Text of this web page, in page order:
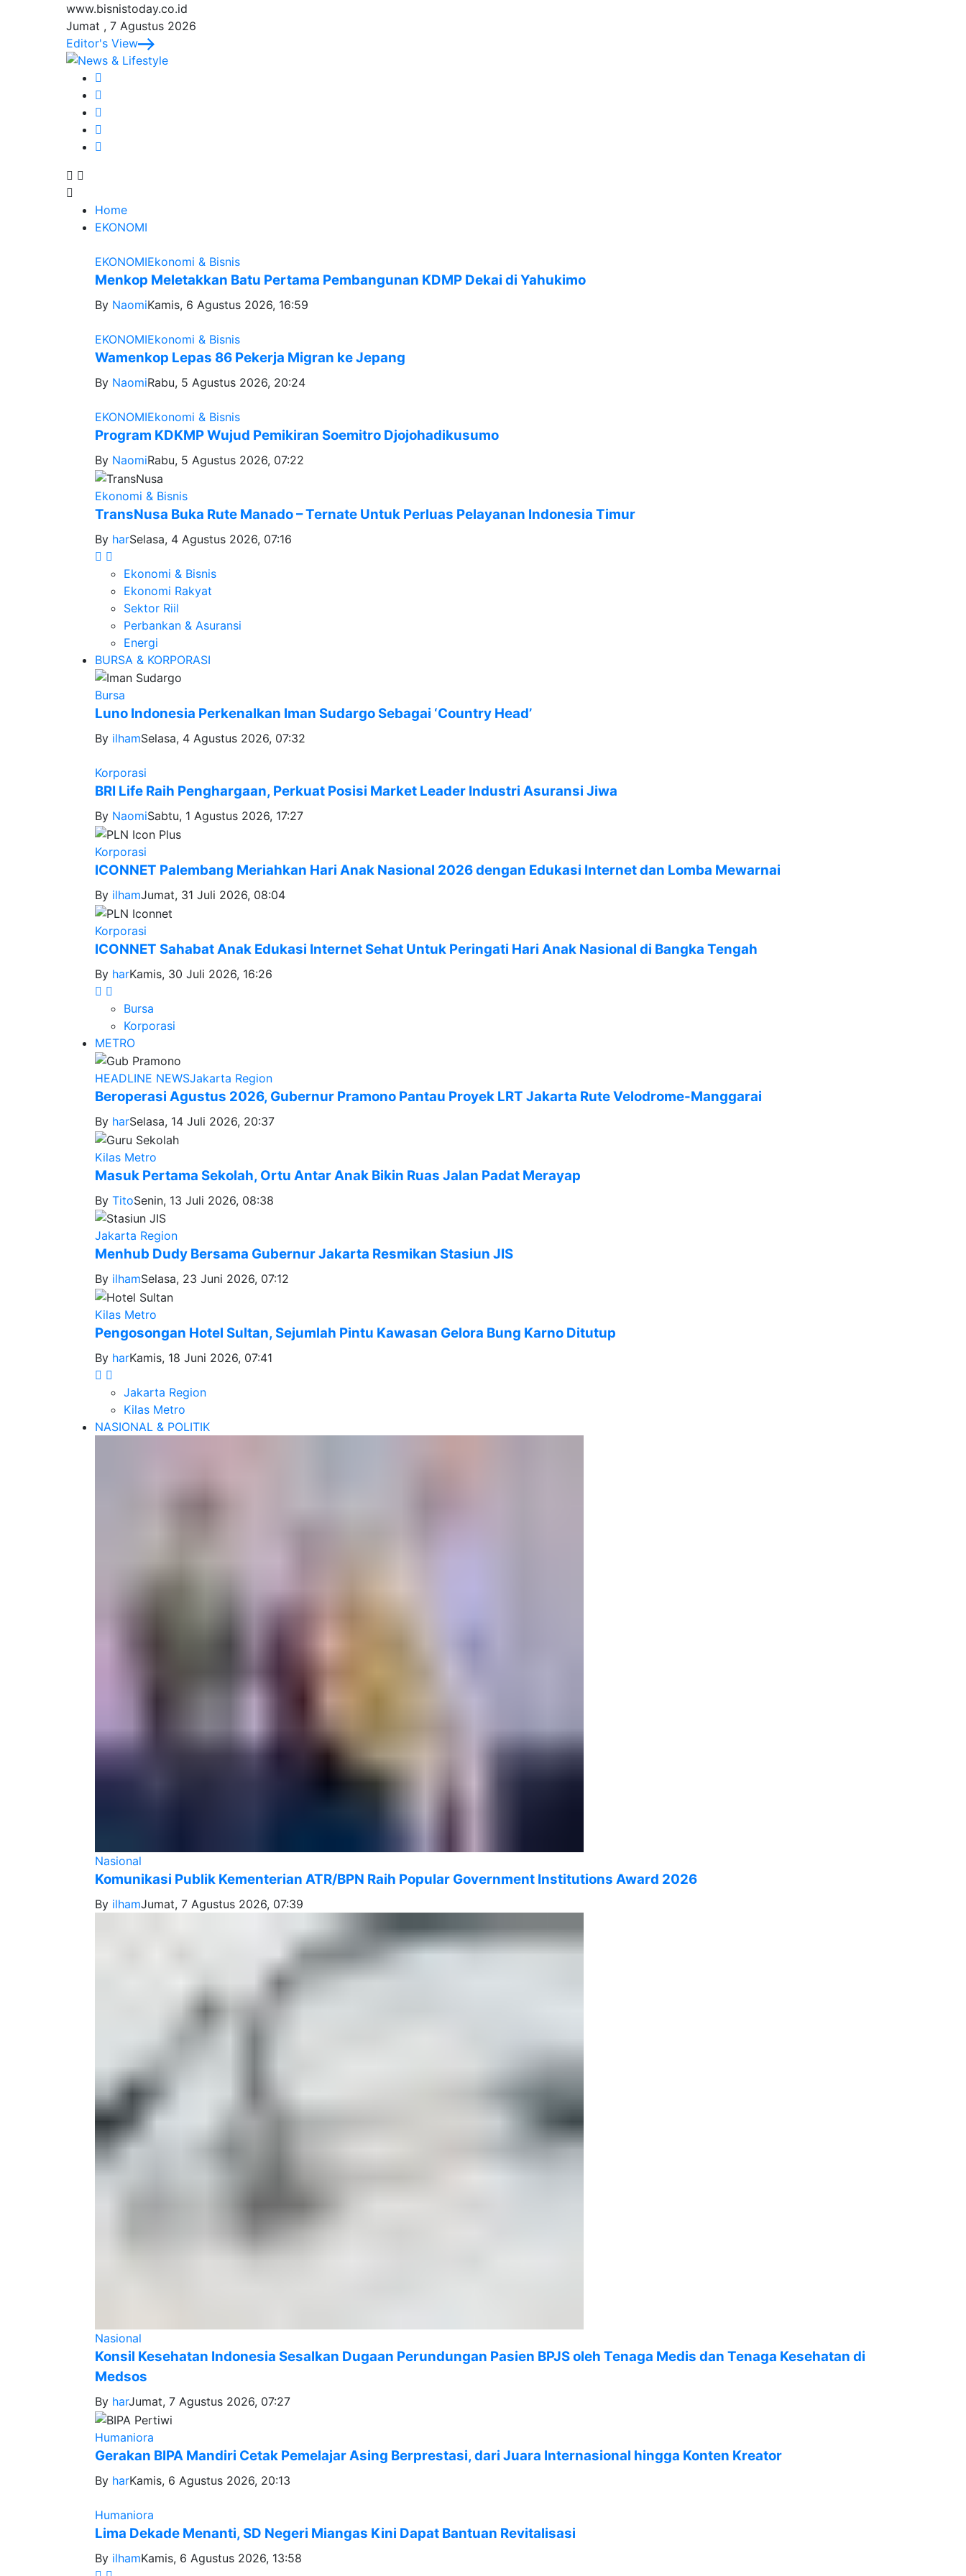
www.bisnistoday.co.id
Jumat , 7 Agustus 2026
Editor's View
Home
EKONOMI
EKONOMIEkonomi & Bisnis
Menkop Meletakkan Batu Pertama Pembangunan KDMP Dekai di Yahukimo
By NaomiKamis, 6 Agustus 2026, 16:59
EKONOMIEkonomi & Bisnis
Wamenkop Lepas 86 Pekerja Migran ke Jepang
By NaomiRabu, 5 Agustus 2026, 20:24
EKONOMIEkonomi & Bisnis
Program KDKMP Wujud Pemikiran Soemitro Djojohadikusumo
By NaomiRabu, 5 Agustus 2026, 07:22
Ekonomi & Bisnis
TransNusa Buka Rute Manado – Ternate Untuk Perluas Pelayanan Indonesia Timur
By harSelasa, 4 Agustus 2026, 07:16
Ekonomi & Bisnis
Ekonomi Rakyat
Sektor Riil
Perbankan & Asuransi
Energi
BURSA & KORPORASI
Bursa
Luno Indonesia Perkenalkan Iman Sudargo Sebagai ‘Country Head’
By ilhamSelasa, 4 Agustus 2026, 07:32
Korporasi
BRI Life Raih Penghargaan, Perkuat Posisi Market Leader Industri Asuransi Jiwa
By NaomiSabtu, 1 Agustus 2026, 17:27
Korporasi
ICONNET Palembang Meriahkan Hari Anak Nasional 2026 dengan Edukasi Internet dan Lomba Mewarnai
By ilhamJumat, 31 Juli 2026, 08:04
Korporasi
ICONNET Sahabat Anak Edukasi Internet Sehat Untuk Peringati Hari Anak Nasional di Bangka Tengah
By harKamis, 30 Juli 2026, 16:26
Bursa
Korporasi
METRO
HEADLINE NEWSJakarta Region
Beroperasi Agustus 2026, Gubernur Pramono Pantau Proyek LRT Jakarta Rute Velodrome-Manggarai
By harSelasa, 14 Juli 2026, 20:37
Kilas Metro
Masuk Pertama Sekolah, Ortu Antar Anak Bikin Ruas Jalan Padat Merayap
By TitoSenin, 13 Juli 2026, 08:38
Jakarta Region
Menhub Dudy Bersama Gubernur Jakarta Resmikan Stasiun JIS
By ilhamSelasa, 23 Juni 2026, 07:12
Kilas Metro
Pengosongan Hotel Sultan, Sejumlah Pintu Kawasan Gelora Bung Karno Ditutup
By harKamis, 18 Juni 2026, 07:41
Jakarta Region
Kilas Metro
NASIONAL & POLITIK
Nasional
Komunikasi Publik Kementerian ATR/BPN Raih Popular Government Institutions Award 2026
By ilhamJumat, 7 Agustus 2026, 07:39
Nasional
Konsil Kesehatan Indonesia Sesalkan Dugaan Perundungan Pasien BPJS oleh Tenaga Medis dan Tenaga Kesehatan di
Medsos
By harJumat, 7 Agustus 2026, 07:27
Humaniora
Gerakan BIPA Mandiri Cetak Pemelajar Asing Berprestasi, dari Juara Internasional hingga Konten Kreator
By harKamis, 6 Agustus 2026, 20:13
Humaniora
Lima Dekade Menanti, SD Negeri Miangas Kini Dapat Bantuan Revitalisasi
By ilhamKamis, 6 Agustus 2026, 13:58